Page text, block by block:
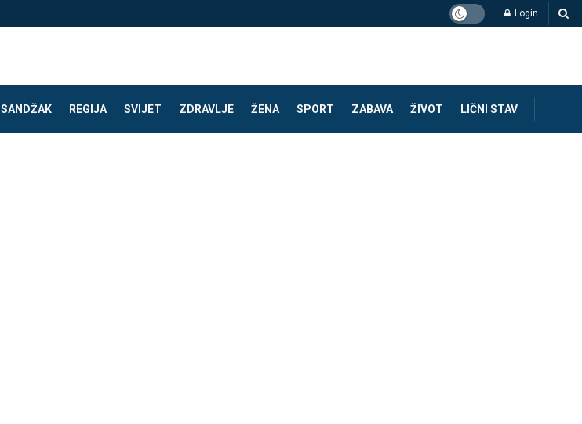
Login
SANDŽAK REGIJA SVIJET ZDRAVLJE ŽENA SPORT ZABAVA ŽIVOT LIČNI STAV